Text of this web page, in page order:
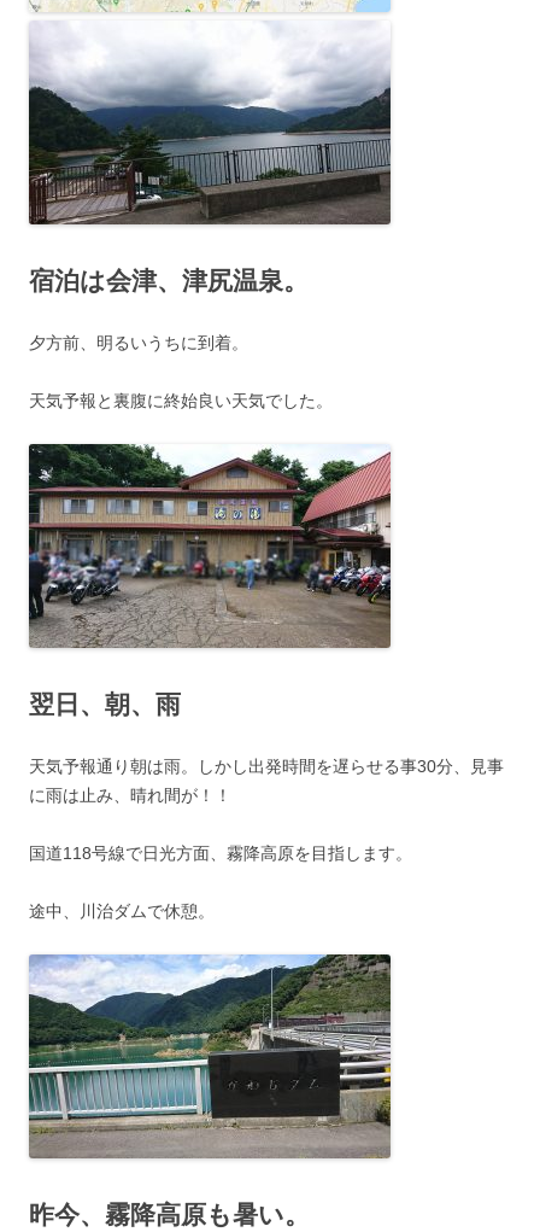
宿泊は会津、津尻温泉。
夕方前、明るいうちに到着。
天気予報と裏腹に終始良い天気でした。
翌日、朝、雨
天気予報通り朝は雨。しかし出発時間を遅らせる事30分、見事
に雨は止み、晴れ間が！！
国道118号線で日光方面、霧降高原を目指します。
途中、川治ダムで休憩。
昨今、霧降高原も暑い。